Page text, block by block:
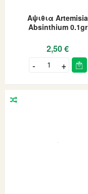
Αψιθια Artemisia
Absinthium 0.1gr
2,50 €